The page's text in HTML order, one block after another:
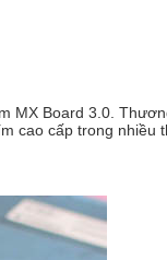
MX Board 3.0.
cao cấp trong nhiều